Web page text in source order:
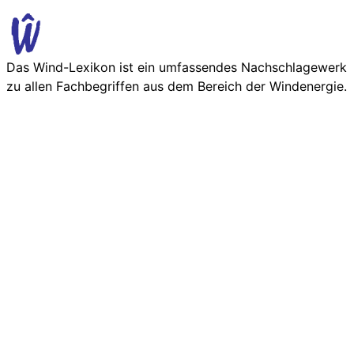
Das Wind-Lexikon ist ein umfassendes Nachschlage­werk
zu allen Fachbegriffen aus dem Bereich der Wind­energie.